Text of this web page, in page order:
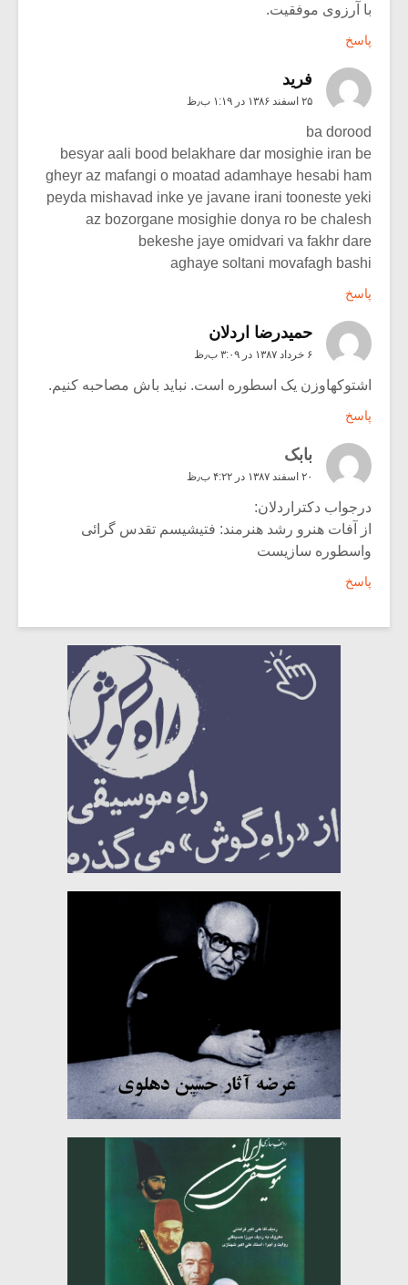
با آرزوی موفقیت.
پاسخ
فريد
۲۵ اسفند ۱۳۸۶ در ۱:۱۹ ب٫ظ
ba dorood
besyar aali bood belakhare dar mosighie iran be
gheyr az mafangi o moatad adamhaye hesabi ham
peyda mishavad inke ye javane irani tooneste yeki
az bozorgane mosighie donya ro be chalesh
bekeshe jaye omidvari va fakhr dare
aghaye soltani movafagh bashi
پاسخ
حميدرضا اردلان
۶ خرداد ۱۳۸۷ در ۳:۰۹ ب٫ظ
اشتوکهاوزن یک اسطوره است. نباید باش مصاحبه کنیم.
پاسخ
بابک
۲۰ اسفند ۱۳۸۷ در ۴:۲۲ ب٫ظ
درجواب دکتراردلان:
از آفات هنرو رشد هنرمند: فتیشیسم تقدس گرائی
واسطوره سازیست
پاسخ